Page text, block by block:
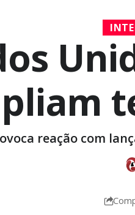
reação com